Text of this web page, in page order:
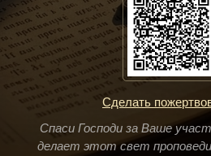
Сделать
Спаси Господи за Ваше
делает этот свет